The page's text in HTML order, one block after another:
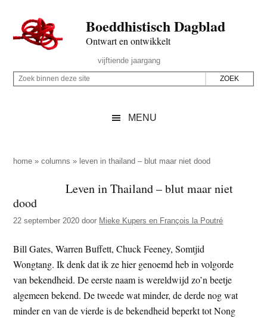
naar
de
inhoud
secondary
naar
de
sidebar
naar
de
Boeddhistisch Dagblad
Ontwart en ontwikkelt
Rechts
vijftiende jaargang
Z
p
e
z
e
s
i
t
e
Z
i
e
n
e
z
e
s
i
MENU
home »columns » leven in thailand – blut maar niet dood
Leven in Thailand – blut maar niet
dood
22 september 2020 door Mieke Kupers en François la Poutré
Bill Gates, Warren Buffett, Chuck Feeney, Somtjid
Wongtang. Ik denk dat ik ze hier genoemd heb in volgorde
van bekendheid. De eerste naam is wereldwijd zo’n beetje
algemeen bekend. De tweede wat minder, de derde nog wat
minder en van de vierde is de bekendheid beperkt tot Nong